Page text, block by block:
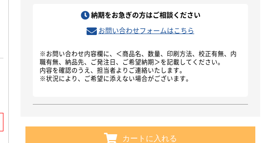
納期をお急ぎの方はご相談ください
お問い合わせフォームはこちら
※お問い合わせ内容欄に、＜商品名、数量、印刷方法、校正有無、内
職有無、納品先、ご発注日、ご希望納期＞を記載してください。
内容を確認のうえ、担当者よりご連絡いたします。
※状況により、ご希望に添えない場合がございます。
カートに入れる